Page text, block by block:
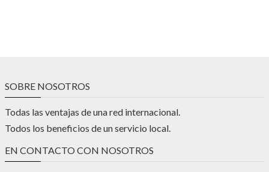
SOBRE NOSOTROS
Todas las ventajas de una red internacional.
Todos los beneficios de un servicio local.
EN CONTACTO CON NOSOTROS